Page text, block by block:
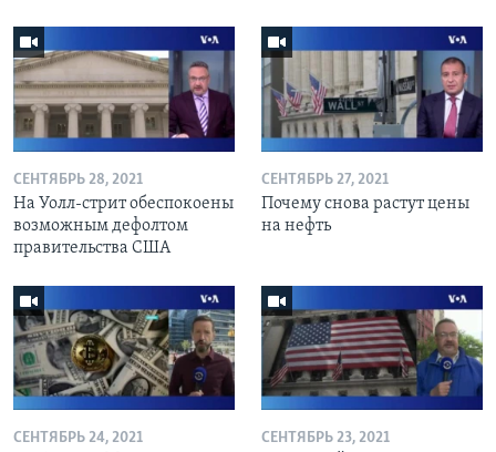
СЕНТЯБРЬ 28, 2021
На Уолл-стрит обеспокоены
возможным дефолтом
правительства США
СЕНТЯБРЬ 27, 2021
Почему снова растут цены
на нефть
СЕНТЯБРЬ 24, 2021 СЕНТЯБРЬ 23, 2021